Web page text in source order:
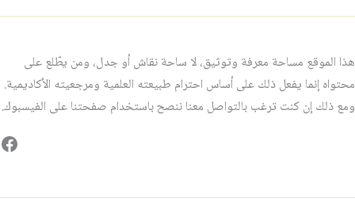
هذا الموقع مساحة معرفة وتوثيق، لا ساحة نقاش أو جدل، ومن يطّلع على
محتواه إنما يفعل ذلك على أساس احترام طبيعته العلمية ومرجعيته الأكاديمية.
ومع ذلك إن كنت ترغب بالتواصل معنا ننصح باستخدام صفحتنا على الفيسبوك.